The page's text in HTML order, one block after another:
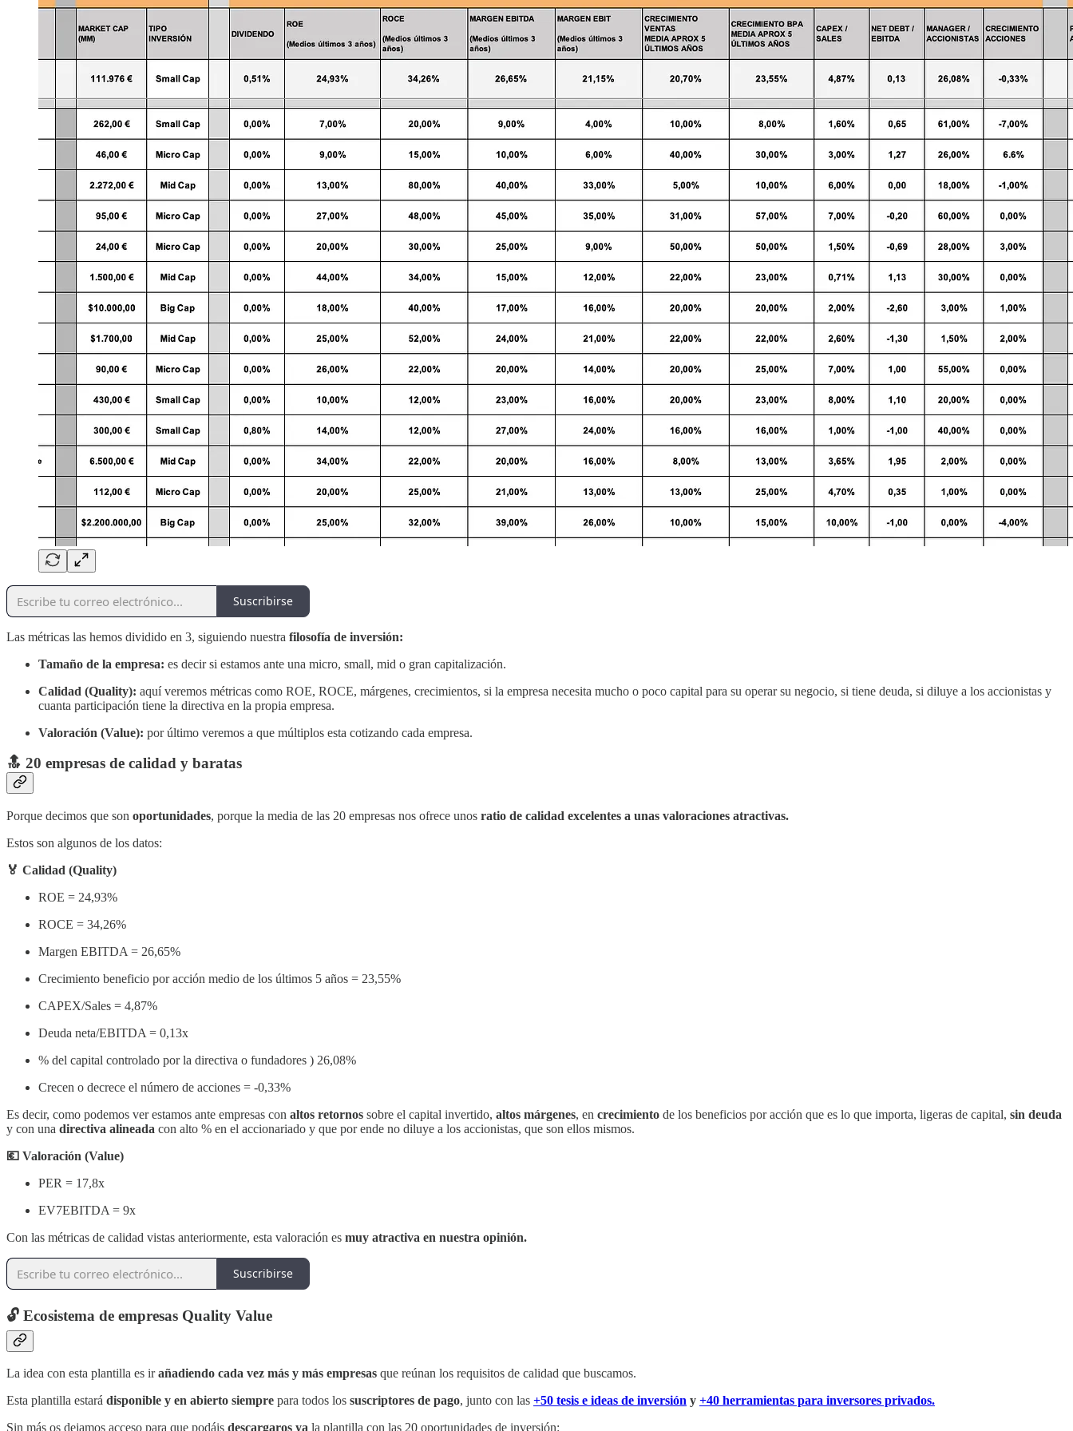
Suscribirse
Las métricas las hemos dividido en 3, siguiendo nuestra filosofía de inversión:
Tamaño de la empresa: es decir si estamos ante una micro, small, mid o gran capitalización.
Calidad (Quality): aquí veremos métricas como ROE, ROCE, márgenes, crecimientos, si la empresa necesita mucho o poco capital para su operar su negocio, si tiene deuda, si diluye a los accionistas y
cuanta participación tiene la directiva en la propia empresa.
Valoración (Value): por último veremos a que múltiplos esta cotizando cada empresa.
🔝 20 empresas de calidad y baratas
Porque decimos que son oportunidades, porque la media de las 20 empresas nos ofrece unos ratio de calidad excelentes a unas valoraciones atractivas.
Estos son algunos de los datos:
🏅 Calidad (Quality)
ROE = 24,93%
ROCE = 34,26%
Margen EBITDA = 26,65%
Crecimiento beneficio por acción medio de los últimos 5 años = 23,55%
CAPEX/Sales = 4,87%
Deuda neta/EBITDA = 0,13x
% del capital controlado por la directiva o fundadores ) 26,08%
Crecen o decrece el número de acciones = -0,33%
Es decir, como podemos ver estamos ante empresas con altos retornos sobre el capital invertido, altos márgenes, en crecimiento de los beneficios por acción que es lo que importa, ligeras de capital, sin deuda
y con una directiva alineada con alto % en el accionariado y que por ende no diluye a los accionistas, que son ellos mismos.
💶 Valoración (Value)
PER = 17,8x
EV7EBITDA = 9x
Con las métricas de calidad vistas anteriormente, esta valoración es muy atractiva en nuestra opinión.
Suscribirse
🔓 Ecosistema de empresas Quality Value
La idea con esta plantilla es irañadiendo cada vez más y más empresas que reúnan los requisitos de calidad que buscamos.
Esta plantilla estará disponible y en abierto siempre para todos los suscriptores de pago, junto con las +50 tesis e ideas de inversión y +40 herramientas para inversores privados.
Sin más os dejamos acceso para que podáis descargaros ya la plantilla con las 20 oportunidades de inversión: